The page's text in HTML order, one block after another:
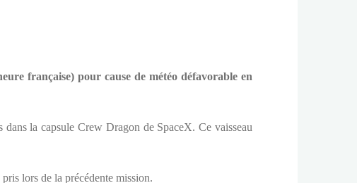
française) pour cause de météo défavorable en
la capsule Crew Dragon de SpaceX. Ce vaisseau
lors de la précédente mission.